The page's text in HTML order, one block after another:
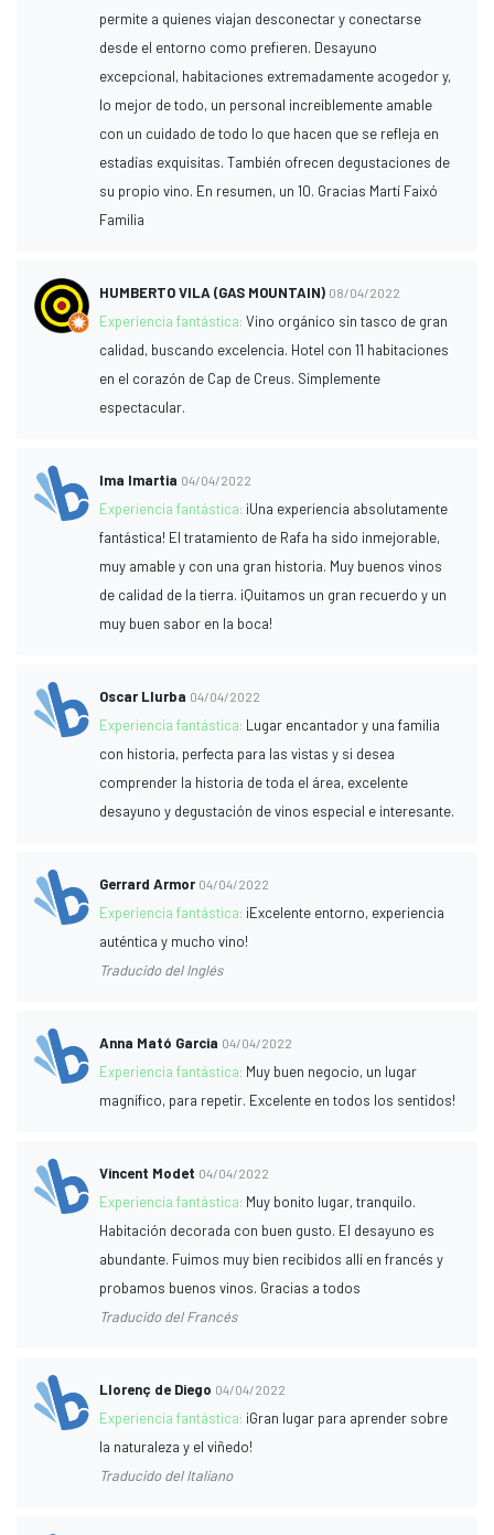
permite a quienes viajan desconectar y conectarse
desde el entorno como prefieren. Desayuno
excepcional, habitaciones extremadamente acogedor y,
lo mejor de todo, un personal increíblemente amable
con un cuidado de todo lo que hacen que se refleja en
estadías exquisitas. También ofrecen degustaciones de
su propio vino. En resumen, un 10. Gracias Martí Faixó
Familia
HUMBERTO VILA (GAS MOUNTAIN) 08/04/2022
Experiencia fantástica:Vino orgánico sin tasco de gran
calidad, buscando excelencia. Hotel con 11 habitaciones
en el corazón de Cap de Creus. Simplemente
espectacular.
lma lmartia 04/04/2022
Experiencia fantástica: ¡Una experiencia absolutamente
fantástica! El tratamiento de Rafa ha sido inmejorable,
muy amable y con una gran historia. Muy buenos vinos
de calidad de la tierra. ¡Quitamos un gran recuerdo y un
muy buen sabor en la boca!
Oscar Llurba 04/04/2022
Experiencia fantástica: Lugar encantador y una familia
con historia, perfecta para las vistas y si desea
comprender la historia de toda el área, excelente
desayuno y degustación de vinos especial e interesante.
Gerrard Armor 04/04/2022
Experiencia fantástica: ¡Excelente entorno, experiencia
auténtica y mucho vino!
Traducido del Inglés
Anna Mató Garcia 04/04/2022
Experiencia fantástica: Muy buen negocio, un lugar
magnífico, para repetir. Excelente en todos los sentidos!
Vincent Modet 04/04/2022
Experiencia fantástica: Muy bonito lugar, tranquilo.
Habitación decorada con buen gusto. El desayuno es
abundante. Fuimos muy bien recibidos allí en francés y
probamos buenos vinos. Gracias a todos
Traducido del Francés
Llorenç de Diego 04/04/2022
Experiencia fantástica: ¡Gran lugar para aprender sobre
la naturaleza y el viñedo!
Traducido del Italiano